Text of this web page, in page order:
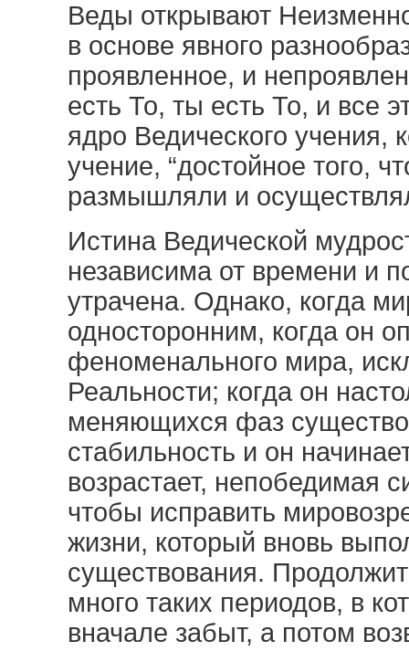
Веды открывают
в основе явного
проявленное, и
есть То, ты есть То, и все
ядро Ведического учения,
учение, “достойное того,
размышляли и
Истина Ведической
независима от времени и
утрачена. Однако, когда
односторонним, когда он
феноменального мира,
Реальности; когда он
меняющихся фаз
стабильность и он
возрастает, непобедимая
чтобы исправить
жизни, который вновь
существования.
много таких периодов, в
вначале забыт, а потом